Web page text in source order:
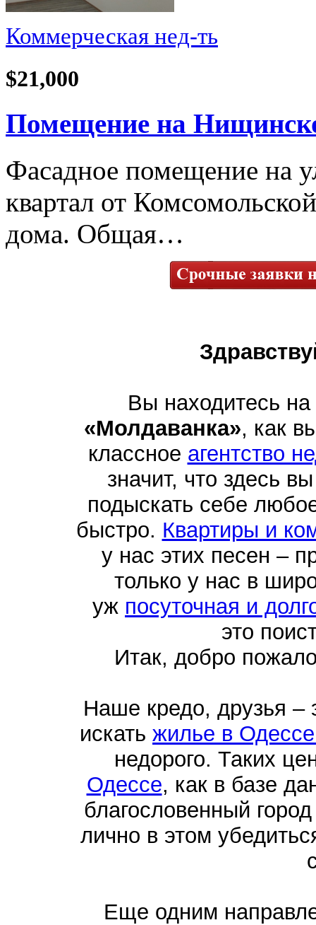
Коммерческая нед-ть
$21,000
Помещение на
Фасадное помещение на
квартал от
дома. Общая…
Вы находитесь
«Молдаванка», как
классное агентство
значит, что здесь
подыскать себе
быстро. Квартиры и
у нас этих песен –
только у нас в
уж посуточная и
это
Итак, добро
Наше кредо, друзья –
искать жилье в
недорого. Таких
Одессе, как в базе
благословенный
лично в этом
Еще одним